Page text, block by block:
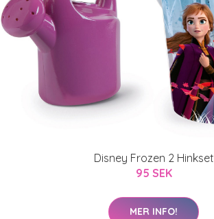
Disney Frozen 2 Hinkset
95 SEK
MER INFO!